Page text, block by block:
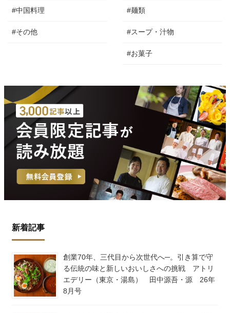
#中国料理
#その他
#麺類
#スープ・汁物
#お菓子
新着記事
創業70年、三代目から次世代へ─。引き算で守
る伝統の味と新しいおいしさへの挑戦 アトリ
エデリー（東京・湯島） 田中源吾・源 26年
8月号